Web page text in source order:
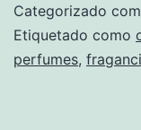
Categorizado
Etiquetado como
perfumes,